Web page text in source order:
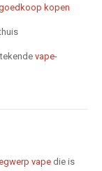
kopen
vape-
vape die is